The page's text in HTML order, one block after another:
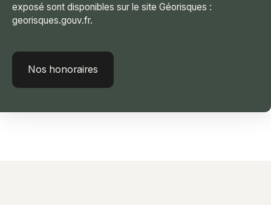
exposé sont disponibles sur le site Géorisques :
georisques.gouv.fr.
Nos honoraires